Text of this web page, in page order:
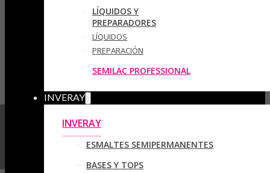
LÍQUIDOS Y
PREPARADORES
LÍQUIDOS
PREPARACIÓN
SEMILAC PROFESSIONAL
INVERAY
INVERAY
ESMALTES SEMIPERMANENTES
BASES Y TOPS